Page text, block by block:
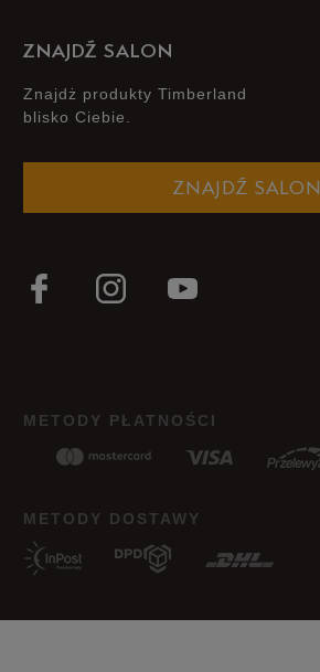
ZNAJDŹ SALON
Znajdż produkty Timberland
blisko Ciebie.
ZNAJDŹ SALON
METODY PŁATNOŚCI
METODY DOSTAWY